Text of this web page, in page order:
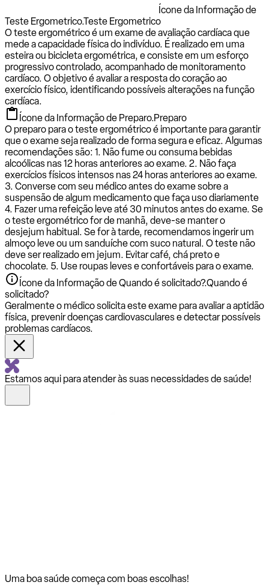
Ícone da Informação de
Teste Ergometrico.Teste Ergometrico
O teste ergométrico é um exame de avaliação cardíaca que
mede a capacidade física do indivíduo. É realizado em uma
esteira ou bicicleta ergométrica, e consiste em um esforço
progressivo controlado, acompanhado de monitoramento
cardíaco. O objetivo é avaliar a resposta do coração ao
exercício físico, identificando possíveis alterações na função
cardíaca.
Ícone da Informação de Preparo.Preparo
O preparo para o teste ergométrico é importante para garantir
que o exame seja realizado de forma segura e eficaz. Algumas
recomendações são: 1. Não fume ou consuma bebidas
alcoólicas nas 12 horas anteriores ao exame. 2. Não faça
exercícios físicos intensos nas 24 horas anteriores ao exame.
3. Converse com seu médico antes do exame sobre a
suspensão de algum medicamento que faça uso diariamente
4. Fazer uma refeição leve até 30 minutos antes do exame. Se
o teste ergométrico for de manhã, deve-se manter o
desjejum habitual. Se for à tarde, recomendamos ingerir um
almoço leve ou um sanduíche com suco natural. O teste não
deve ser realizado em jejum. Evitar café, chá preto e
chocolate. 5. Use roupas leves e confortáveis para o exame.
Ícone da Informação de Quando é solicitado?.Quando é
solicitado?
Geralmente o médico solicita este exame para avaliar a aptidão
física, prevenir doenças cardiovasculares e detectar possíveis
problemas cardíacos.
Estamos aqui para atender às suas necessidades de saúde!
Uma boa saúde começa com boas escolhas!